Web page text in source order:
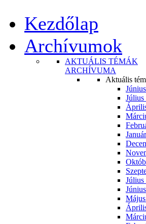
Kezdőlap
Archívumok
AKTUÁLIS TÉMÁK
ARCHÍVUMA
Aktuális
Július
Július